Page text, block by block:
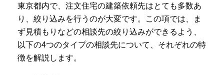
東京都内で、注文住宅の建築依頼先はとても多数あ
り、絞り込みを行うのが大変です。この項では、ま
ず見積もりなどの相談先の絞り込みができるよう、
以下の4つのタイプの相談先について、それぞれの特
徴を解説します。